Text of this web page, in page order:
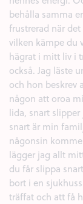
behålla samma
frustrerad när
vilken kämpe du
hägrat i mitt liv i
också. Jag läste
och hon beskrev
någon att oroa
lida, snart
snart är min
någonsin
lägger jag allt
du får slippa
bort i en
träffat och att få